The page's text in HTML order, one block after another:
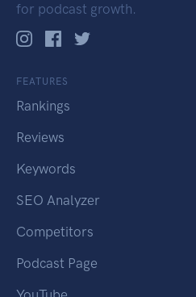
for podcast growth.
FEATURES
Rankings
Reviews
Keywords
SEO Analyzer
Competitors
Podcast Page